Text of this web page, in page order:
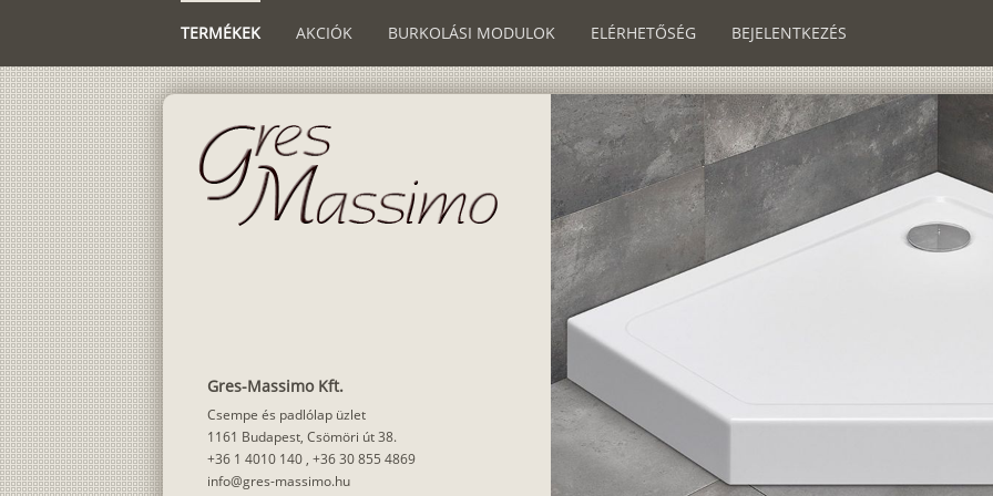
TERMÉKEK AKCIÓK BURKOLÁSI MODULOK ELÉRHETŐSÉG BEJELENTKEZÉS
Gres-Massimo Kft.
Csempe és padlólap üzlet
1161 Budapest, Csömöri út 38.
+36 1 4010 140 , +36 30 855 4869
info@gres-massimo.hu